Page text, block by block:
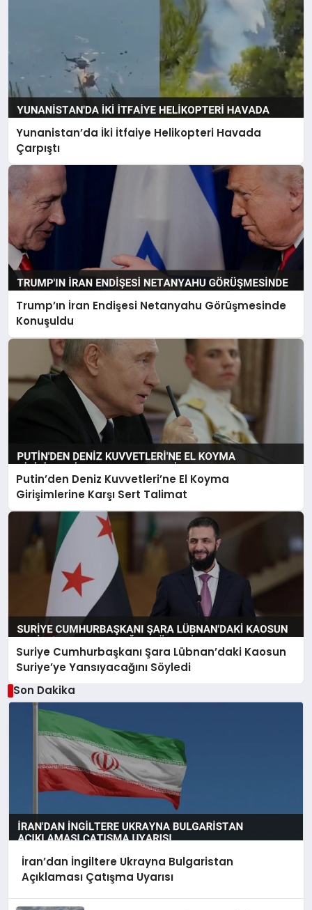
Yunanistan’da İki İtfaiye Helikopteri Havada
Çarpıştı
Trump’ın İran Endişesi Netanyahu Görüşmesinde
Konuşuldu
Putin’den Deniz Kuvvetleri’ne El Koyma
Girişimlerine Karşı Sert Talimat
Suriye Cumhurbaşkanı Şara Lübnan’daki Kaosun
Suriye’ye Yansıyacağını Söyledi
Son Dakika
İran’dan İngiltere Ukrayna Bulgaristan
Açıklaması Çatışma Uyarısı